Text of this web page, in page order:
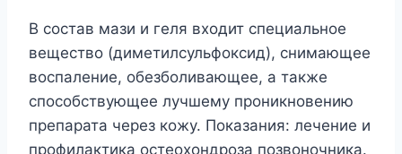
В состав мази и геля входит специальное
вещество (диметилсульфоксид), снимающее
воспаление, обезболивающее, а также
способствующее лучшему проникновению
препарата через кожу. Показания: лечение и
профилактика остеохондроза позвоночника.